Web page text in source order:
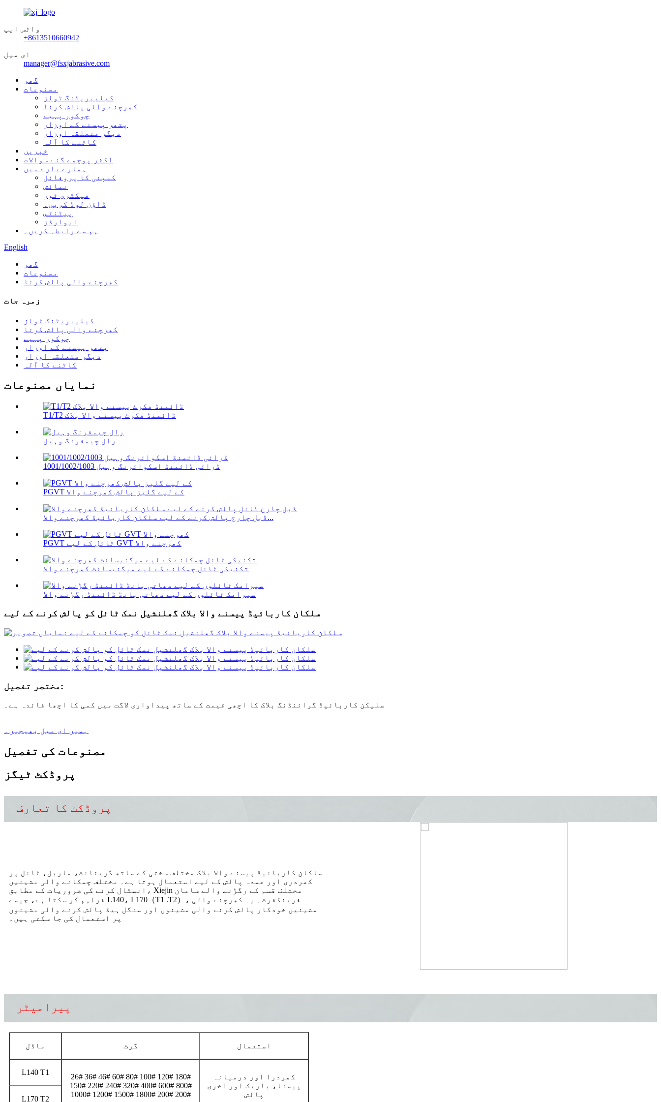
واٹس ایپ
+8613510660942
ای میل
manager@fsxjabrasive.com
گھر
مصنوعات
کیلیبریٹنگ ٹولز
کھرچنے والی پالش کرنا
چوکور پہیے
پتھر پیسنے کے اوزار
دیگر متعلقہ اوزار
کاٹنے کا آلہ
خبریں
اکثر پوچھے گئے سوالات
ہمارے بارے میں
کمپنی کا پروفائل
نمائش
فیکٹری ٹور
ڈاؤن لوڈ کریں۔
پیٹنٹس
ایوارڈز
ہم سے رابطہ کریں۔
English
گھر
مصنوعات
کھرچنے والی پالش کرنا
زمرہ جات
کیلیبریٹنگ ٹولز
کھرچنے والی پالش کرنا
چوکور پہیے
پتھر پیسنے کے اوزار
دیگر متعلقہ اوزار
کاٹنے کا آلہ
نمایاں مصنوعات
T1/T2 ڈائمنڈ فکرٹ پیسنے والا بلاک
رال چیمفرنگ وہیل
ڈرائی ڈائمنڈ اسکوائرنگ وہیل 1001/1002/1003
PGVT کے لیے گلیز پالش کھرچنے والا
ڈبل چارج پالش کرنے کے لیے سلکان کاربائیڈ کھرچنے والا...
PGVT ٹائل کے لیے GVT کھرچنے والا
تکنیکی ٹائل چمکانے کے لیے میگنیسائٹ کھرچنے والا
سیرامک ٹائلوں کے لیے دھاتی بانڈ ڈائمنڈ رگڑنے والا
سلکان کاربائیڈ پیسنے والا بلاک گھلنشیل نمک ٹائل کو پالش کرنے کے لیے
مختصر تفصیل:
سلیکن کاربائیڈ گرائنڈنگ بلاک کا اچھی قیمت کے ساتھ پیداواری لاگت میں کمی کا اچھا فائدہ ہے۔
ہمیں ای میل بھیجیں۔
مصنوعات کی تفصیل
پروڈکٹ ٹیگز
پروڈکٹ کا تعارف
سلکان کاربائیڈ پیسنے والا بلاک مختلف سختی کے ساتھ گرینائٹ، ماربل، ٹائل پر
کھردری اور عمدہ پالش کے لیے استعمال ہوتا ہے۔ مختلف چمکانے والی مشینیں
انسٹال کرنے کی ضروریات کے مطابق، Xiejin مختلف قسم کے رگڑنے والے سامان
فراہم کر سکتا ہے، جیسے L140، L170（T1 .T2）، فرینکفرٹ۔ یہ کھرچنے والی
مشینیں خودکار پالش کرنے والی مشینوں اور سنگل ہیڈ پالش کرنے والی مشینوں
پر استعمال کی جا سکتی ہیں۔
پیرامیٹر
ماڈل گرٹ استعمال
L140 T1
26# 36# 46# 60# 80# 100# 120# 180#
150# 220# 240# 320# 400# 600# 800#
1000# 1200# 1500# 1800# 200# 200#
کھردرا اور درمیانہ
پیسنا، باریک اور آخری
پالش
L170 T2